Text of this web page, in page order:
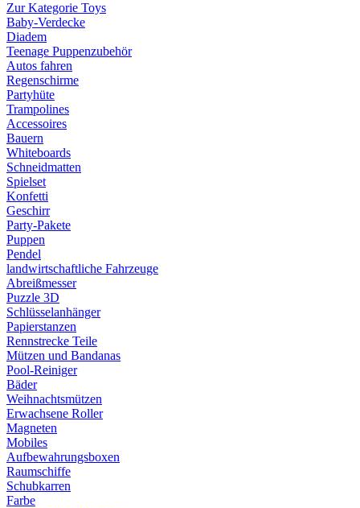
Zur Kategorie Toys
Baby-Verdecke
Diadem
Teenage Puppenzubehör
Autos fahren
Regenschirme
Partyhüte
Trampolines
Accessoires
Bauern
Whiteboards
Schneidmatten
Spielset
Konfetti
Geschirr
Party-Pakete
Puppen
Pendel
landwirtschaftliche Fahrzeuge
Abreißmesser
Puzzle 3D
Schlüsselanhänger
Papierstanzen
Rennstrecke Teile
Mützen und Bandanas
Pool-Reiniger
Bäder
Weihnachtsmützen
Erwachsene Roller
Magneten
Mobiles
Aufbewahrungsboxen
Raumschiffe
Schubkarren
Farbe